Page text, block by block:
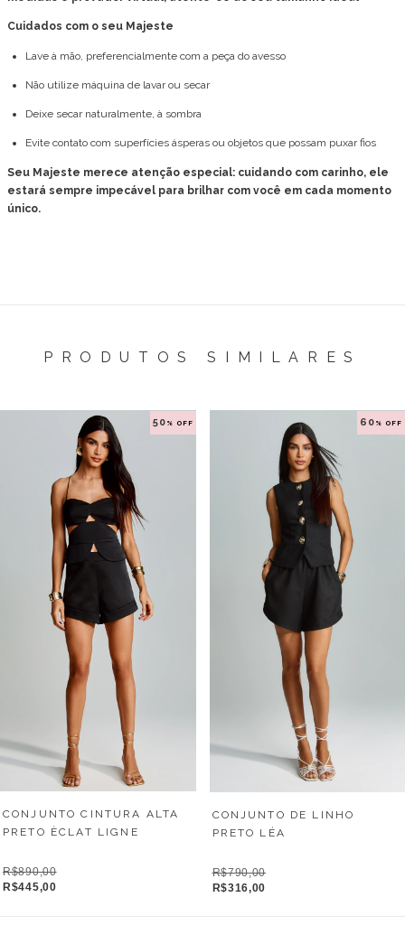
Cuidados com o seu Majeste
Lave à mão, preferencialmente com a peça do avesso
Não utilize máquina de lavar ou secar
Deixe secar naturalmente, à sombra
Evite contato com superfícies ásperas ou objetos que possam puxar fios
Seu Majeste merece atenção especial: cuidando com carinho, ele
estará sempre impecável para brilhar com você em cada momento
único.
PRODUTOS SIMILARES
50 % OFF
CONJUNTO CINTURA ALTA
PRETO ÈCLAT LIGNE
R$890,00
R$445,00
60 % OFF
CONJUNTO DE LINHO
PRETO LÉA
R$790,00
R$316,00